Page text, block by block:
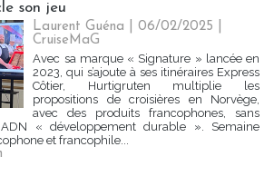
son jeu
Laurent Guéna | 06/02/2025
CruiseMaG
Avec sa marque « Signature » lancée en
2023, qui s’ajoute à ses itinéraires Express
Côtier, Hurtigruten multiplie les
propositions de croisières en Norvège,
avec des produits francophones, sans
« développement durable ». Semaine
et francophile...